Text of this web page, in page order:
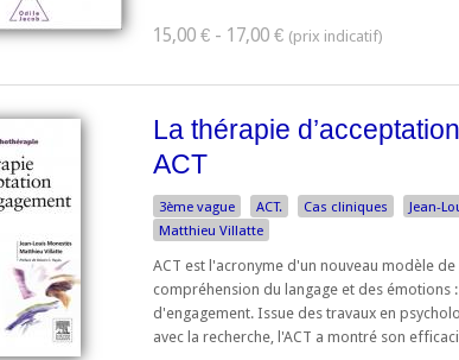
15,00 € - 17,00 €
La thérapie
ACT
3ème vague ACT. Cas cliniques Jean-
Matthieu Villatte
ACT est l'acronyme d'un nouveau modèle
compréhension du langage et des émotions
d'engagement. Issue des travaux en
avec la recherche, l'ACT a montré son